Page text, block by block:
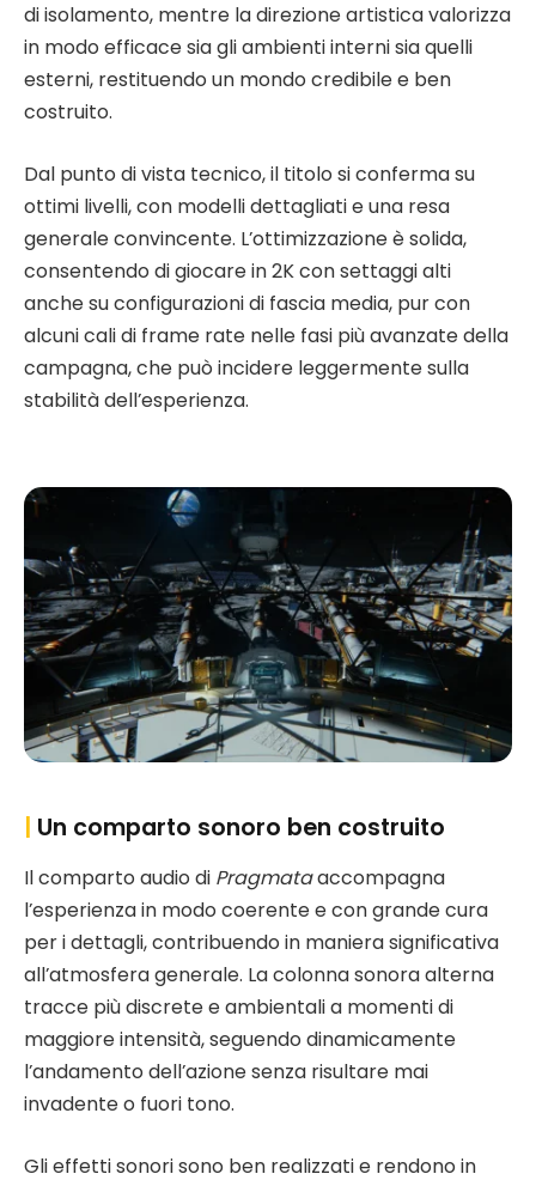
di isolamento, mentre la direzione artistica valorizza
in modo efficace sia gli ambienti interni sia quelli
esterni, restituendo un mondo credibile e ben
costruito.
Dal punto di vista tecnico, il titolo si conferma su
ottimi livelli, con modelli dettagliati e una resa
generale convincente. L’ottimizzazione è solida,
consentendo di giocare in 2K con settaggi alti
anche su configurazioni di fascia media, pur con
alcuni cali di frame rate nelle fasi più avanzate della
campagna, che può incidere leggermente sulla
stabilità dell’esperienza.
| Un comparto sonoro ben costruito
Il comparto audio di Pragmataaccompagna
l’esperienza in modo coerente e con grande cura
per i dettagli, contribuendo in maniera significativa
all’atmosfera generale. La colonna sonora alterna
tracce più discrete e ambientali a momenti di
maggiore intensità, seguendo dinamicamente
l’andamento dell’azione senza risultare mai
invadente o fuori tono.
Gli effetti sonori sono ben realizzati e rendono in